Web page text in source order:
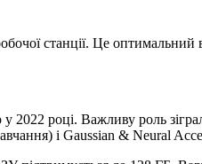
станції. Це оптимальний
році. Важливу роль
і Gaussian & Neural